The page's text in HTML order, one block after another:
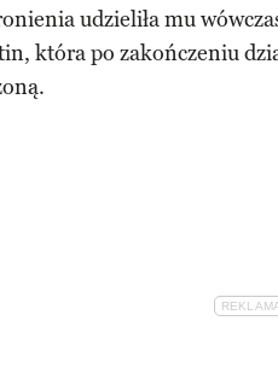
udzieliła mu
która po zakończeniu